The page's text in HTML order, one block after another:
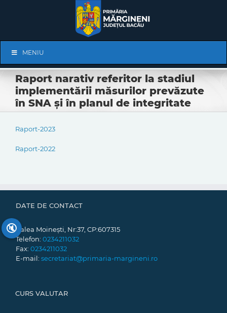
Navigation
MENIU
Raport narativ referitor la stadiul
implementării măsurilor prevăzute
în SNA și în planul de integritate
Raport-2023
Raport-2022
DATE DE CONTACT
Calea Moinești, Nr:37, CP:607315
Telefon: 0234211032
Fax: 0234211032
E-mail: secretariat@primaria-margineni.ro
CURS VALUTAR
🔇